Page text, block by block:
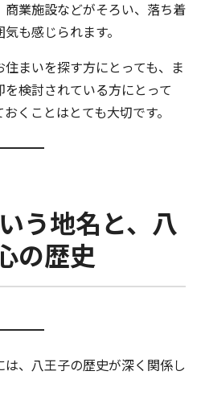
業施設などがそろい、落ち着
も感じられます。
まいを探す方にとっても、ま
検討されている方にとって
くことはとても大切です。
う地名と、八
の歴史
は、八王子の歴史が深く関係し